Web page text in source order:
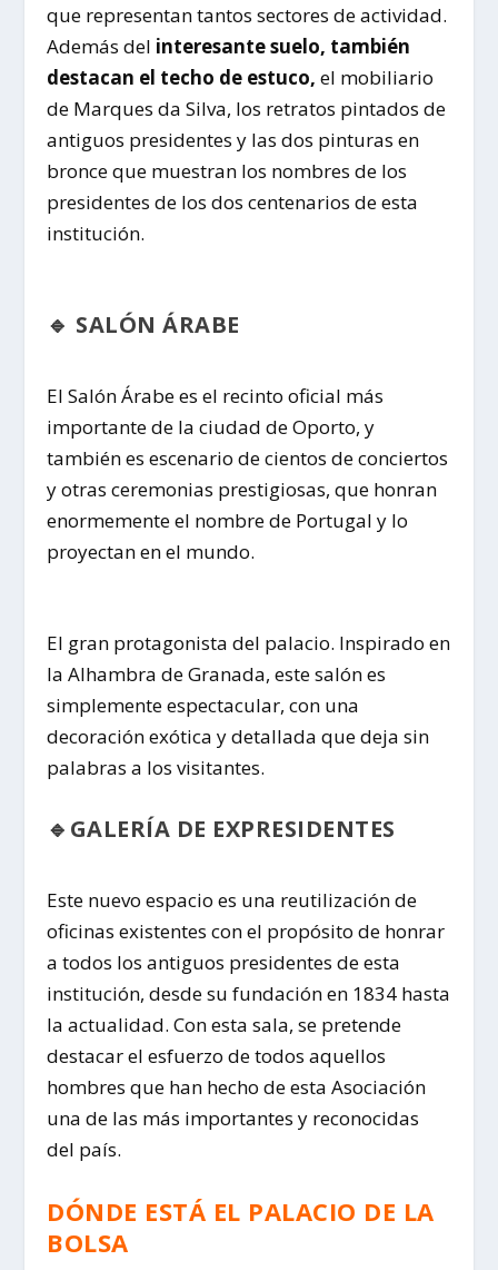
que representan tantos sectores de actividad.
Además del interesante suelo, también
destacan el techo de estuco, el mobiliario
de Marques da Silva, los retratos pintados de
antiguos presidentes y las dos pinturas en
bronce que muestran los nombres de los
presidentes de los dos centenarios de esta
institución.
🔹 SALÓN ÁRABE
El Salón Árabe es el recinto oficial más
importante de la ciudad de Oporto, y
también es escenario de cientos de conciertos
y otras ceremonias prestigiosas, que honran
enormemente el nombre de Portugal y lo
proyectan en el mundo.
El gran protagonista del palacio. Inspirado en
la Alhambra de Granada, este salón es
simplemente espectacular, con una
decoración exótica y detallada que deja sin
palabras a los visitantes.
🔹GALERÍA DE EXPRESIDENTES
Este nuevo espacio es una reutilización de
oficinas existentes con el propósito de honrar
a todos los antiguos presidentes de esta
institución, desde su fundación en 1834 hasta
la actualidad. Con esta sala, se pretende
destacar el esfuerzo de todos aquellos
hombres que han hecho de esta Asociación
una de las más importantes y reconocidas
del país.
DÓNDE ESTÁ EL PALACIO DE LA
BOLSA